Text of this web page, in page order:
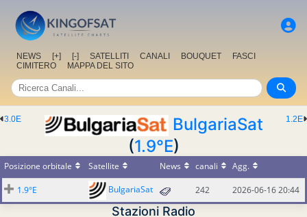
NEWS [+] [-] SATELLITI CANALI BOUQUET
FASCI
CIMITERO
MAPPA DEL SITO
1.2E
3.0E
BulgariaSat
(1.9°E)
Posizione orbitale Satellite News canali Agg.
1.9°E BulgariaSat 242 2026-06-16 20:44
Stazioni Radio